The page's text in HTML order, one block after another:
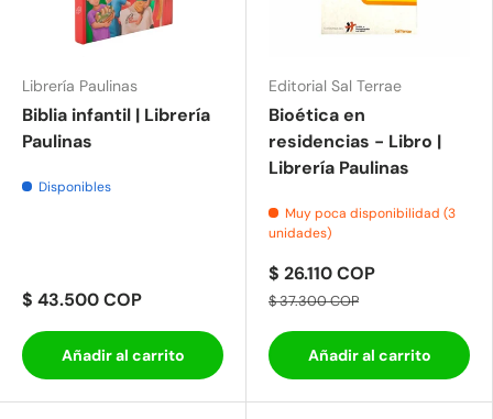
Librería Paulinas
Biblia infantil | Librería
Paulinas
Disponibles
$ 43.500 COP
Añadir al carrito
Editorial Sal Terrae
Bioética en
residencias - Libro |
Librería Paulinas
Muy poca disponibilidad (3
unidades)
$ 26.110 COP
$ 37.300 COP
Añadir al carrito